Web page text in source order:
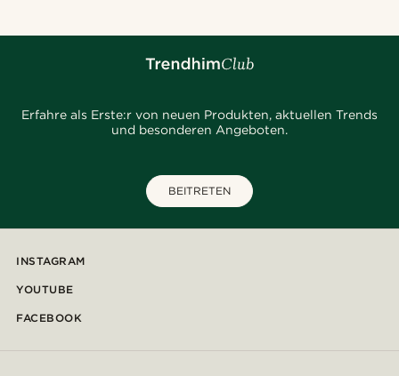
Erfahre als Erste:r von neuen Produkten, aktuellen Trends
und besonderen Angeboten.
BEITRETEN
INSTAGRAM
YOUTUBE
FACEBOOK